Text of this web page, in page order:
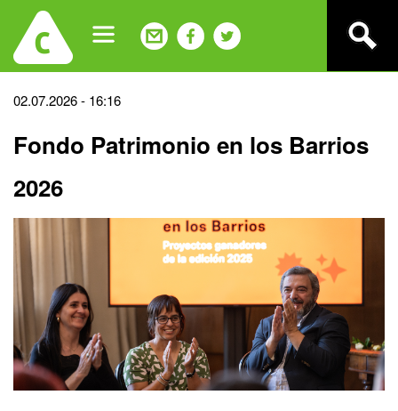
navigation
Back
top
02.07.2026 - 16:16
Fondo Patrimonio en los Barrios
2026